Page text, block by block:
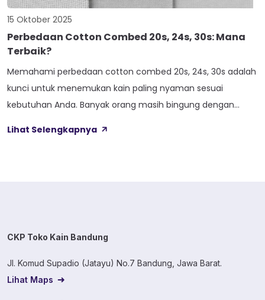
15 Oktober 2025
Perbedaan Cotton Combed 20s, 24s, 30s: Mana
Terbaik?
Memahami perbedaan cotton combed 20s, 24s, 30s adalah
kunci untuk menemukan kain paling nyaman sesuai
kebutuhan Anda. Banyak orang masih bingung dengan
paling cocok untuk cuaca tropis Indonesia yang panas dan
Lihat Selengkapnya
CKP Toko Kain Bandung
Jl. Komud Supadio (Jatayu) No.7 Bandung, Jawa Barat.
Lihat Maps